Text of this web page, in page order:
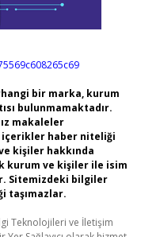
bir marka, kurum
bulunmamaktadır.
makaleler
içerikler haber niteliği
kişiler hakkında
kurum ve kişiler ile isim
Sitemizdeki bilgiler
taşımazlar.
Teknolojileri ve İletişim